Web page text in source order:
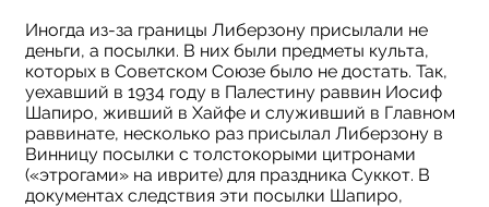
Иногда из-за границы Либерзону присылали не
деньги, а посылки. В них были предметы культа,
которых в Советском Союзе было не достать. Так,
уехавший в 1934 году в Палестину раввин Иосиф
Шапиро, живший в Хайфе и служивший в Главном
раввинате, несколько раз присылал Либерзону в
Винницу посылки с толстокорыми цитронами
(«этрогами» на иврите) для праздника Суккот. В
документах следствия эти посылки Шапиро,